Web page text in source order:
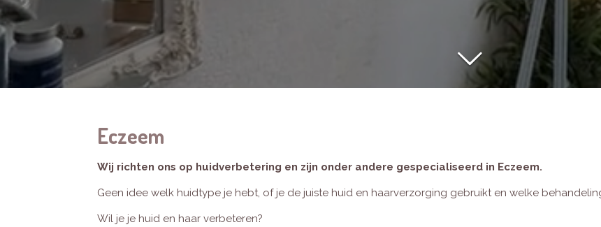
Eczeem
Wij richten ons op huidverbetering en zijn onder andere gespecialiseerd in Eczeem.
Geen idee welk huidtype je hebt, of je de juiste huid en haarverzorging gebruikt en welke
Wil je je huid en haar verbeteren?